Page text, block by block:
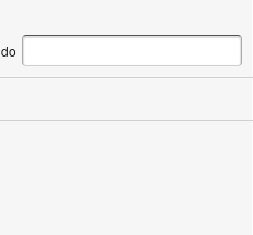
do